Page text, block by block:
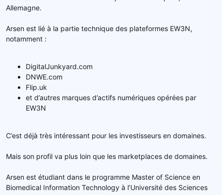
Allemagne.
Arsen est lié à la partie technique des plateformes EW3N,
notamment :
DigitalJunkyard.com
DNWE.com
Flip.uk
et d’autres marques d’actifs numériques opérées par
EW3N
C’est déjà très intéressant pour les investisseurs en domaines.
Mais son profil va plus loin que les marketplaces de domaines.
Arsen est étudiant dans le programme Master of Science en
Biomedical Information Technology à l’Université des Sciences